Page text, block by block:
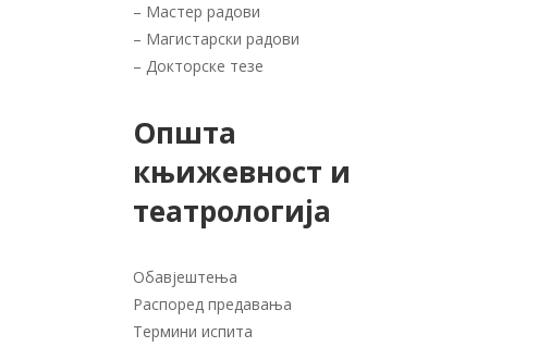
– Мастер радови
– Магистарски радови
– Докторске тезе
Општа
књижевност и
театрологија
Обавјештења
Распоред предавања
Термини испита